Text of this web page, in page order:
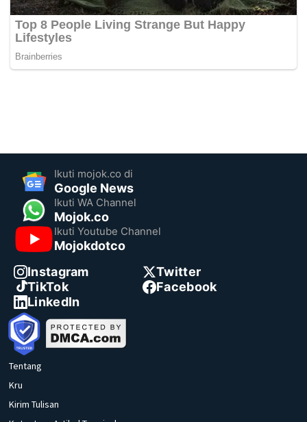
Ikuti mojok.co di
Google News
Ikuti WA Channel
Mojok.co
Ikuti Youtube Channel
Mojokdotco
Instagram
Twitter
TikTok
Facebook
LinkedIn
Tentang
Kru
Kirim Tulisan